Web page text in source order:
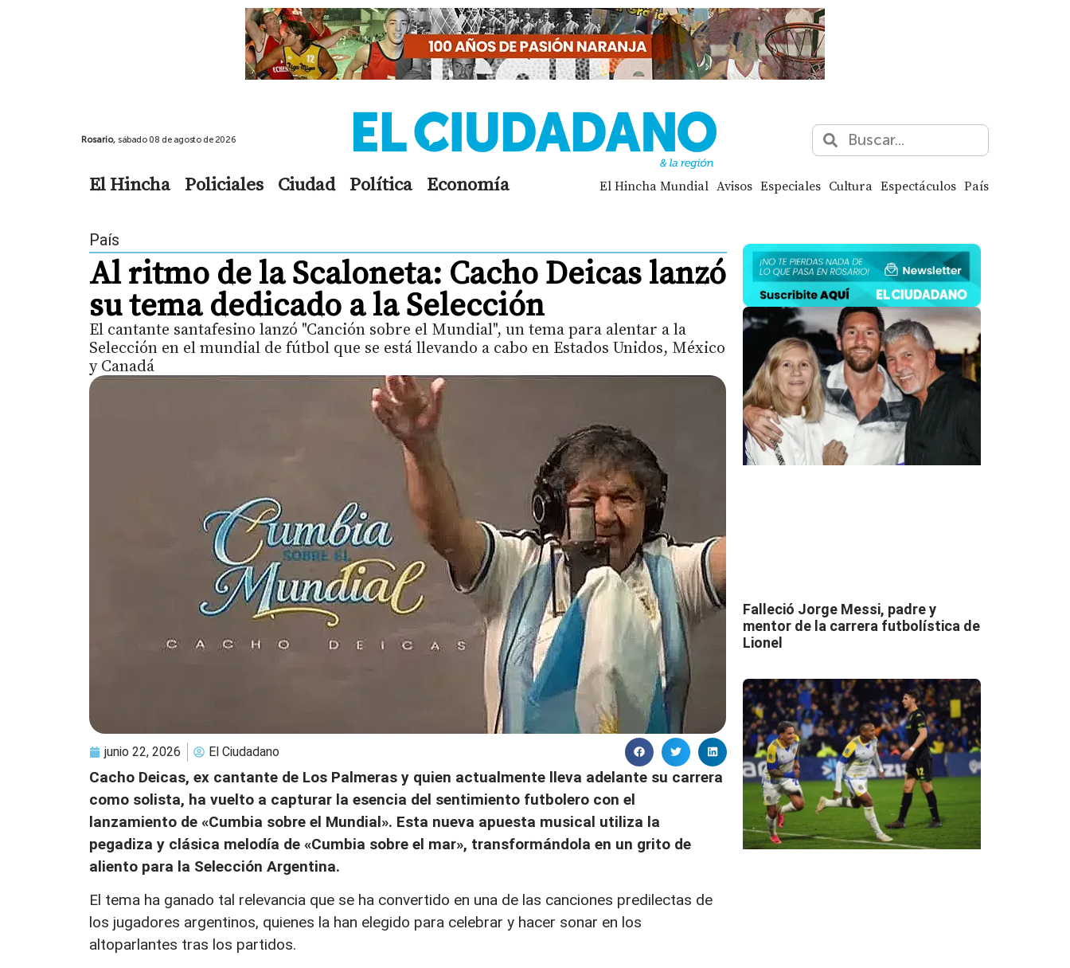
Rosario, sábado 08 de agosto de 2026
El Hincha Policiales Ciudad Política Economía El Hincha Mundial Avisos Especiales Cultura Espectáculos País
País
Al ritmo de la Scaloneta: Cacho Deicas lanzó
su tema dedicado a la Selección
El cantante santafesino lanzó "Canción sobre el Mundial", un tema para alentar a la
Selección en el mundial de fútbol que se está llevando a cabo en Estados Unidos, México
y Canadá
junio 22, 2026 El Ciudadano
Cacho Deicas, ex cantante de Los Palmeras y quien actualmente lleva adelante su carrera
como solista, ha vuelto a capturar la esencia del sentimiento futbolero con el
lanzamiento de «Cumbia sobre el Mundial». Esta nueva apuesta musical utiliza la
pegadiza y clásica melodía de «Cumbia sobre el mar», transformándola en un grito de
aliento para la Selección Argentina.
El tema ha ganado tal relevancia que se ha convertido en una de las canciones predilectas de
los jugadores argentinos, quienes la han elegido para celebrar y hacer sonar en los
altoparlantes tras los partidos.
Falleció Jorge Messi, padre y
mentor de la carrera futbolística de
Lionel